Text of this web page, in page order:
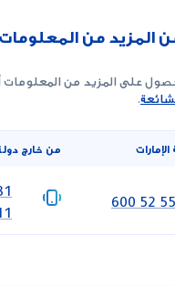
المزيد من
على المزيد من المعلومات
.
من خارج
‎600 52